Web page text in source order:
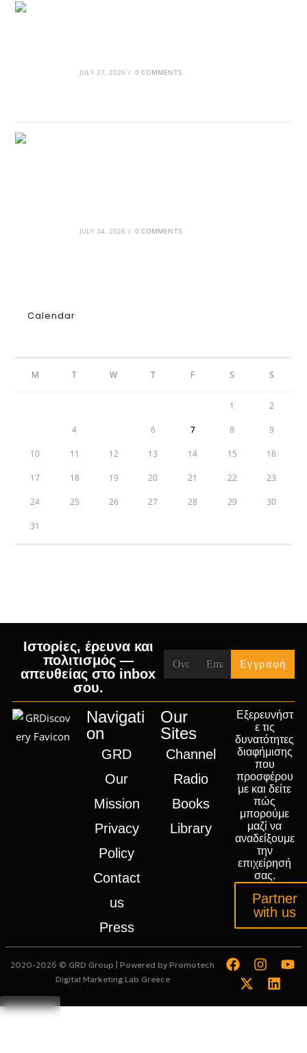
JULY 27, 2026 / 0 COMMENTS
JULY 24, 2026 / 0 COMMENTS
Calendar
M T W T F S S
1 2
4 6 7 8 9
10 11 12 13 14 15 16
17 18 19 20 21 22 23
24 25 26 27 28 29 30
31
Ιστορίες, έρευνα και
πολιτισμός —
απευθείας στο inbox
σου.
Navigati
on
GRD
Our
Mission
Privacy
Policy
Contact
us
Press
Our
Sites
Channel
Radio
Books
Library
Εξερευνήστ
ε τις
δυνατότητες
διαφήμισης
που
προσφέρου
με και δείτε
πώς
μπορούμε
μαζί να
αναδείξουμε
την
επιχείρησή
σας.
Partner
with us
2020-2026 © GRD Group | Powered by Promotech
Digital Marketing Lab Greece